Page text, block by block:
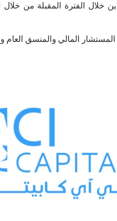
الفترة المقبلة من خلال
المالي والمنسق العام